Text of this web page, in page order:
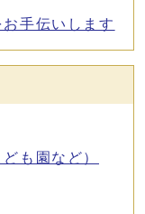
手伝いします
も園など）